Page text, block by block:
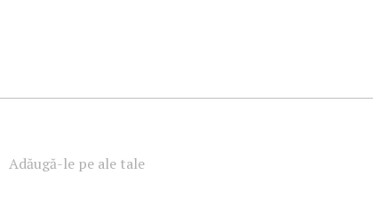
Adăugă-le pe ale tale